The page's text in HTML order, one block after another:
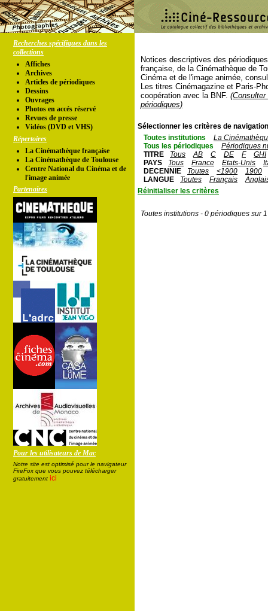
Recherches spécifiques dans les
collections
Affiches
Archives
Articles de périodiques
Dessins
Ouvrages
Photos en accés réservé
Revues de presse
Vidéos (DVD et VHS)
Répertoires
La Cinémathèque française
La Cinémathèque de Toulouse
Centre National du Cinéma et de
l'image animée
Partenaires
Pour les utilisateurs de Mac
Notre site est optimisé pour le navigateur
FireFox que vous pouvez télécharger
gratuitement ici
Notices descriptives des
française, de la Cinémathèque de
Cinéma et de l'image animée,
Les titres Cinémagazine et Paris-
coopération avec la BNF.
périodiques)
Sélectionner les critères de
Toutes institutions
La
Tous les périodiques
Périodiques
TITRE
Tous AB C DE F
GHI
PAYS
Tous France Etats-Unis
DECENNIE
Toutes <1900
1900
LANGUE
Toutes Français
Réinitialiser les critères
Toutes institutions - 0 périodiques sur